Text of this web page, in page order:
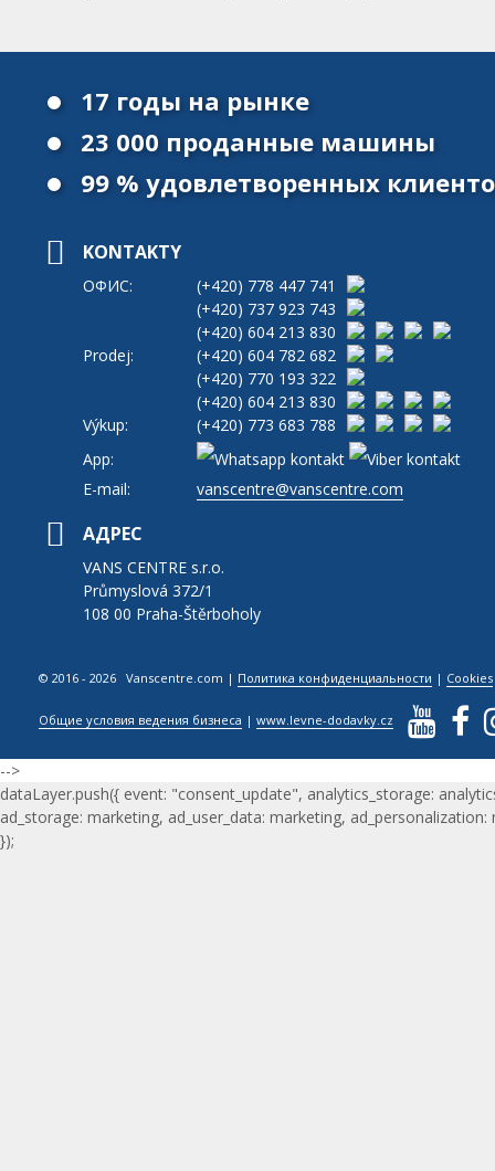
17 годы на рынке
23 000 проданные машины
99 % удовлетворенных
KONTAKTY
ОФИС: (+420) 778 447 741
(+420) 737 923 743
(+420) 604 213 830
Prodej:
(+420) 604 782 682
(+420) 770 193 322
(+420) 604 213 830
Výkup:
(+420) 773 683 788
App:
E-mail:
vanscentre@vanscentre.com
АДРЕС
VANS CENTRE s.r.o.
Průmyslová 372/1
108 00 Praha-Štěrboholy
© 2016 - 2026 Vanscentre.com | Политика конфиденциальности | Cookies
Общие условия ведения бизнеса |www.levne-dodavky.cz
-->
dataLayer.push({ event: "consent_update", analytics_storage:
ad_storage: marketing, ad_user_data: marketing, ad_personalization:
});